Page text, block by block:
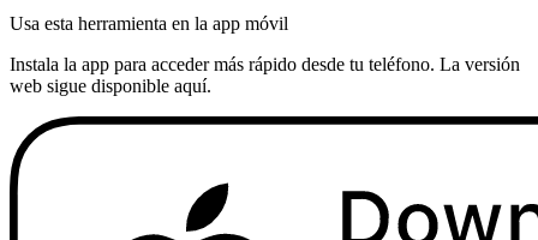
Usa esta herramienta en la app móvil
Instala la app para acceder más rápido desde tu teléfono. La versión
web sigue disponible aquí.